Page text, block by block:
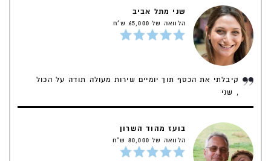
שני מתל אביב
הלוואה של 65,000 ש"ח
קיבלתי את הכסף תוך יומיים שירות מעולה תודה על הכול
, שני
בועז מהוד השרון
הלוואה של 80,000 ש"ח